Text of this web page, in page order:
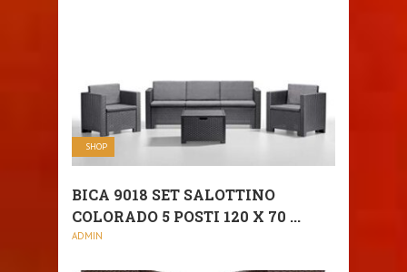
SHOP
BICA 9018 SET SALOTTINO
COLORADO 5 POSTI 120 X 70 ...
ADMIN